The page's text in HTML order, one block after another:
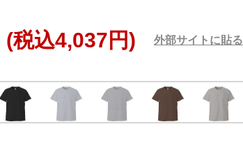
(税込4,037円) 外部サイトに貼る